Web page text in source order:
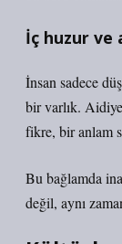
İç huzur ve
İnsan sadece
bir varlık.
fikre, bir anlam
Bu bağlamda
değil, aynı